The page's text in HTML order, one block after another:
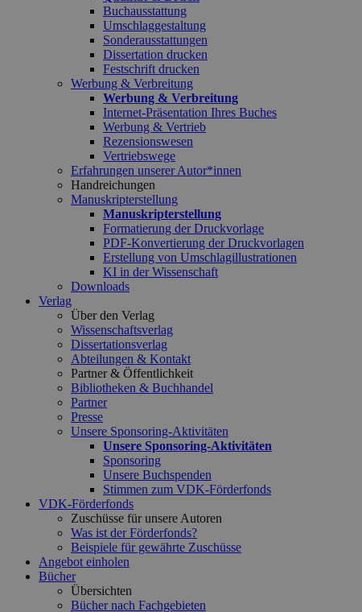
Buchausstattung
Umschlaggestaltung
Sonderausstattungen
Dissertation drucken
Festschrift drucken
Werbung & Verbreitung
Werbung & Verbreitung
Internet-Präsentation Ihres Buches
Werbung & Vertrieb
Rezensionswesen
Vertriebswege
Erfahrungen unserer Autor*innen
Handreichungen
Manuskripterstellung
Manuskripterstellung
Formatierung der Druckvorlage
PDF-Konvertierung der Druckvorlagen
Erstellung von Umschlagillustrationen
KI in der Wissenschaft
Downloads
Verlag
Über den Verlag
Wissenschaftsverlag
Dissertationsverlag
Abteilungen & Kontakt
Partner & Öffentlichkeit
Bibliotheken & Buchhandel
Partner
Presse
Unsere Sponsoring-Aktivitäten
Unsere Sponsoring-Aktivitäten
Sponsoring
Unsere Buchspenden
Stimmen zum VDK-Förderfonds
VDK-Förderfonds
Zuschüsse für unsere Autoren
Was ist der Förderfonds?
Beispiele für gewährte Zuschüsse
Angebot einholen
Bücher
Übersichten
Bücher nach Fachgebieten